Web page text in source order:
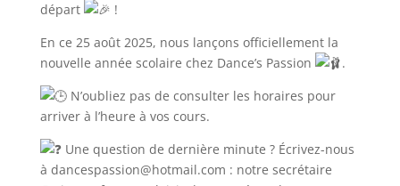
départ
!
En ce 25 août 2025, nous lançons officiellement la
nouvelle année scolaire chez Dance’s Passion
.
N’oubliez pas de consulter les horaires pour
arriver à l’heure à vos cours.
Une question de dernière minute ? Écrivez-nous
à dancespassion@hotmail.com : notre secrétaire